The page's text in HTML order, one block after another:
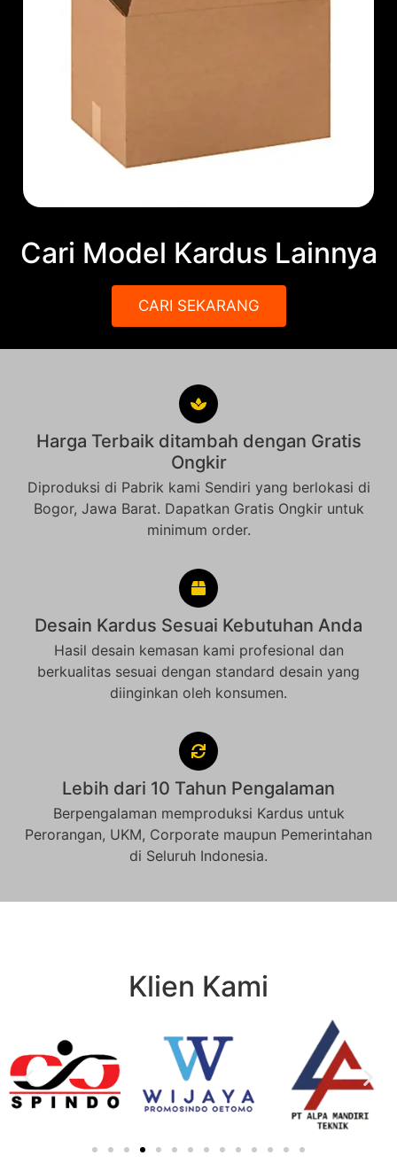
Cari Model Kardus Lainnya
CARI SEKARANG
Harga Terbaik ditambah dengan Gratis
Ongkir
Diproduksi di Pabrik kami Sendiri yang berlokasi di
Bogor, Jawa Barat. Dapatkan Gratis Ongkir untuk
minimum order.
Desain Kardus Sesuai Kebutuhan Anda
Hasil desain kemasan kami profesional dan
berkualitas sesuai dengan standard desain yang
diinginkan oleh konsumen.
Lebih dari 10 Tahun Pengalaman
Berpengalaman memproduksi Kardus untuk
Perorangan, UKM, Corporate maupun Pemerintahan
di Seluruh Indonesia.
Klien Kami